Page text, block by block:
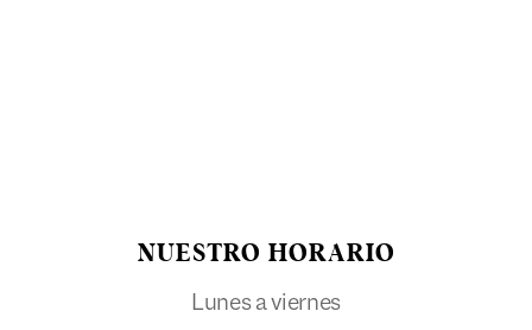
NUESTRO HORARIO
Lunes a viernes